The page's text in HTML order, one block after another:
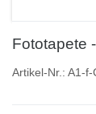
Fototapete
Artikel-Nr.: A1-f-